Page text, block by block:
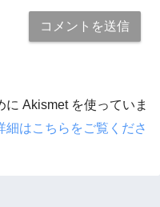
Akismet を使っていま
細はこちらをご覧くださ